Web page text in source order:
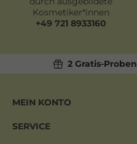
Kosmetiker*innen
+49 721 8933160
2 Gratis-Proben
MEIN KONTO
SERVICE